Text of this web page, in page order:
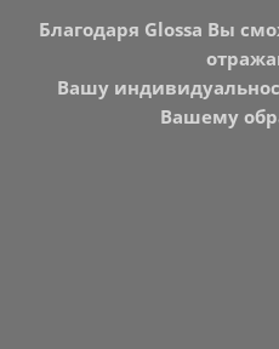
Благодаря Glossa Вы
Вашу
Вашему